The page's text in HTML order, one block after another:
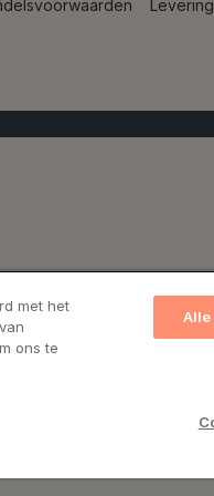
Een geregistreerd
Bronzevej 8,
met het
ons te
Alle